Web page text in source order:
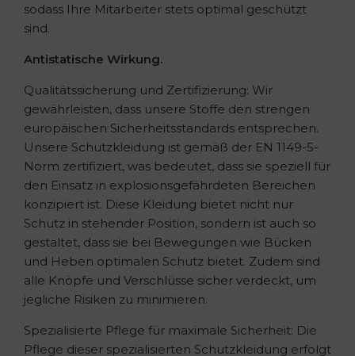
sodass Ihre Mitarbeiter stets optimal geschützt
sind.
Antistatische Wirkung.
Qualitätssicherung und Zertifizierung: Wir
gewährleisten, dass unsere Stoffe den strengen
europäischen Sicherheitsstandards entsprechen.
Unsere Schutzkleidung ist gemäß der EN 1149-5-
Norm zertifiziert, was bedeutet, dass sie speziell für
den Einsatz in explosionsgefährdeten Bereichen
konzipiert ist. Diese Kleidung bietet nicht nur
Schutz in stehender Position, sondern ist auch so
gestaltet, dass sie bei Bewegungen wie Bücken
und Heben optimalen Schutz bietet. Zudem sind
alle Knöpfe und Verschlüsse sicher verdeckt, um
jegliche Risiken zu minimieren.
Spezialisierte Pflege für maximale Sicherheit: Die
Pflege dieser spezialisierten Schutzkleidung erfolgt